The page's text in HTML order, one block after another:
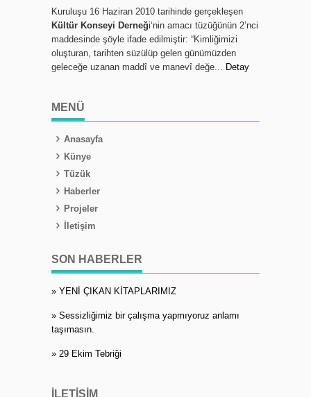
Kuruluşu 16 Haziran 2010 tarihinde gerçekleşen
Kültür Konseyi Derneği‘nin amacı tüzüğünün 2’nci
maddesinde şöyle ifade edilmiştir: “Kimliğimizi
oluşturan, tarihten süzülüp gelen günümüzden
geleceğe uzanan maddî ve manevî değe... Detay
MENÜ
Anasayfa
Künye
Tüzük
Haberler
Projeler
İletişim
SON HABERLER
» YENİ ÇIKAN KİTAPLARIMIZ
» Sessizliğimiz bir çalışma yapmıyoruz anlamı
taşımasın.
» 29 Ekim Tebriği
İLETIŞIM